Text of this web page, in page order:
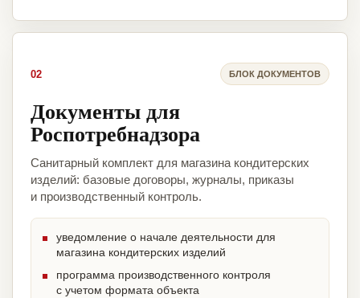
02 БЛОК ДОКУМЕНТОВ
Документы для
Роспотребнадзора
Санитарный комплект для магазина кондитерских
изделий: базовые договоры, журналы, приказы
и производственный контроль.
уведомление о начале деятельности для
магазина кондитерских изделий
программа производственного контроля
с учетом формата объекта